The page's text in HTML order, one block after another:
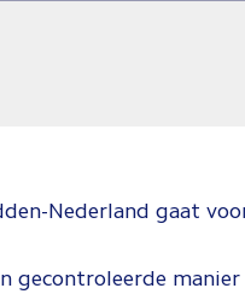
Nederland gaat
gecontroleerde